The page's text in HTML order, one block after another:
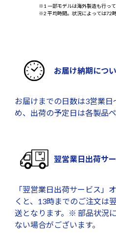
※1 一部モデルは海外製造も行って
※2 平均時間。状況によっては72
お届け納期につ
お届けまでの日数は3営業
め、出荷の予定日は各製品
翌営業日出荷サ
「翌営業日出荷サービス」
くと、13時までのご注文は
送となります。※ 部品状況
ない場合がございます。